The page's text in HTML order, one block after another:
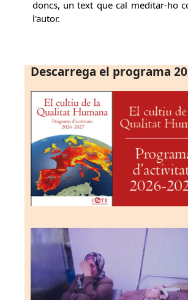
doncs, un text que cal meditar-ho
l'autor.
Descarrega el programa